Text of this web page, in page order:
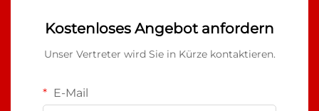
Kostenloses Angebot anfordern
Unser Vertreter wird Sie in Kürze kontaktieren.
E-Mail